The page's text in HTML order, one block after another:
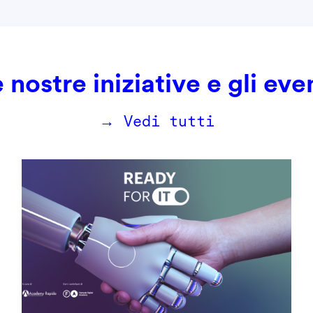
nostre iniziative e gli
→ Vedi tutti